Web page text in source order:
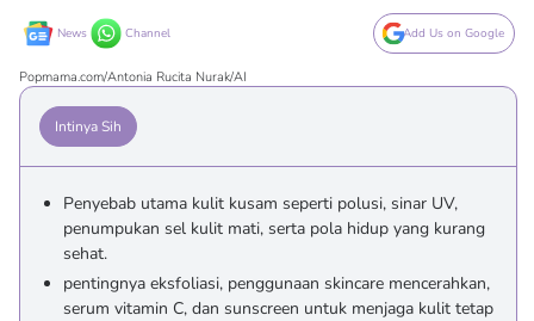
News Channel Add Us on Google
Popmama.com/Antonia Rucita Nurak/AI
Intinya Sih
Penyebab utama kulit kusam seperti polusi, sinar UV,
penumpukan sel kulit mati, serta pola hidup yang kurang
sehat.
pentingnya eksfoliasi, penggunaan skincare mencerahkan,
serum vitamin C, dan sunscreen untuk menjaga kulit tetap